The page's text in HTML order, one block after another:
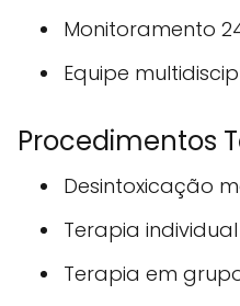
Monitoramento
Equipe
Procedimentos
Desintoxicação
Terapia
Terapia em